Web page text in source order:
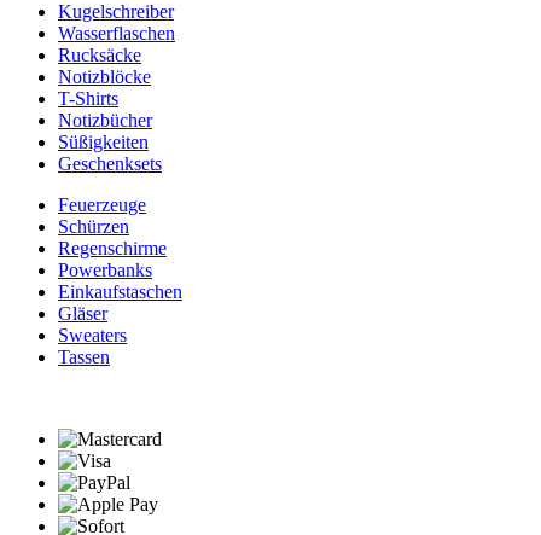
Kugelschreiber
Wasserflaschen
Rucksäcke
Notizblöcke
T-Shirts
Notizbücher
Süßigkeiten
Geschenksets
Feuerzeuge
Schürzen
Regenschirme
Powerbanks
Einkaufstaschen
Gläser
Sweaters
Tassen